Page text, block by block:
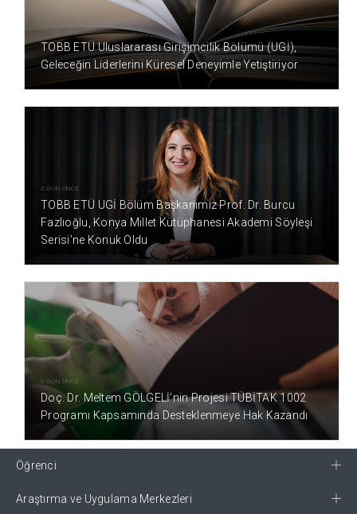
2 GÜN ÖNCE
TOBB ETÜ Uluslararası Girişimcilik Bölümü (UGİ),
Geleceğin Liderlerini Küresel Deneyimle Yetiştiriyor
2 GÜN ÖNCE
TOBB ETÜ UGİ Bölüm Başkanımız Prof. Dr. Burcu
Fazlıoğlu, Konya Millet Kütüphanesi Akademi Söyleşi
Serisi’ne Konuk Oldu
3 GÜN ÖNCE
Doç. Dr. Meltem GÖLGELİ’nin Projesi TÜBİTAK 1002
Programı Kapsamında Desteklenmeye Hak Kazandı
Öğrenci
Araştırma ve Uygulama Merkezleri